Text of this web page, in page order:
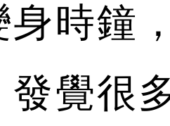
身時鐘
發覺很